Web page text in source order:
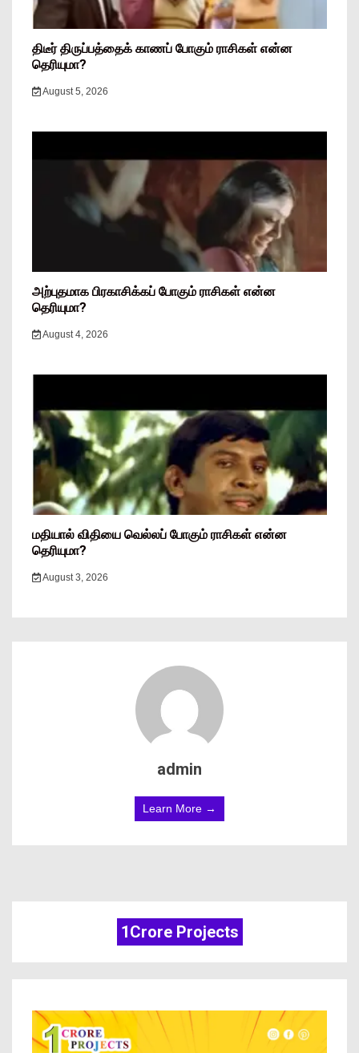
திடீர் திருப்பத்தைக் காணப் போகும் ராசிகள் என்ன
தெரியுமா?
August 5, 2026
அற்புதமாக பிரகாசிக்கப் போகும் ராசிகள் என்ன
தெரியுமா?
August 4, 2026
மதியால் விதியை வெல்லப் போகும் ராசிகள் என்ன
தெரியுமா?
August 3, 2026
admin
Learn More →
1Crore Projects